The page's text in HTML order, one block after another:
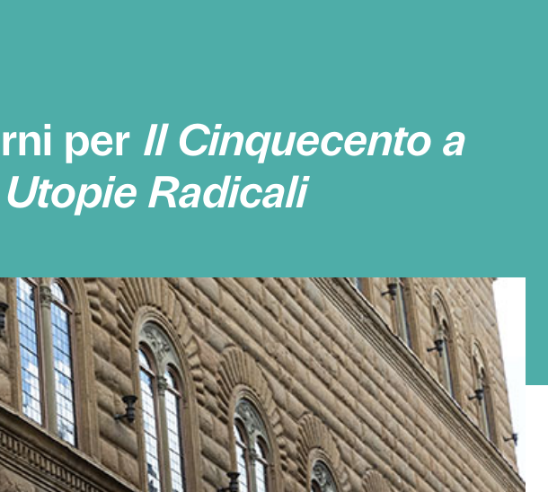
perIl
eUtopie Radicali